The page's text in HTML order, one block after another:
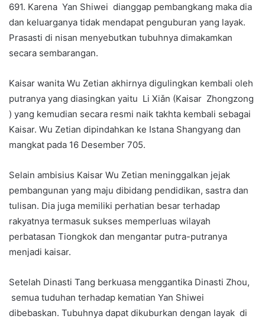
691. Karena Yan Shiwei dianggap pembangkang maka dia
dan keluarganya tidak mendapat penguburan yang layak.
Prasasti di nisan menyebutkan tubuhnya dimakamkan
secara sembarangan.
Kaisar wanita Wu Zetian akhirnya digulingkan kembali oleh
putranya yang diasingkan yaitu Li Xiǎn (Kaisar Zhongzong
) yang kemudian secara resmi naik takhta kembali sebagai
Kaisar. Wu Zetian dipindahkan ke Istana Shangyang dan
mangkat pada 16 Desember 705.
Selain ambisius Kaisar Wu Zetian meninggalkan jejak
pembangunan yang maju dibidang pendidikan, sastra dan
tulisan. Dia juga memiliki perhatian besar terhadap
rakyatnya termasuk sukses memperluas wilayah
perbatasan Tiongkok dan mengantar putra-putranya
menjadi kaisar.
Setelah Dinasti Tang berkuasa menggantika Dinasti Zhou,
semua tuduhan terhadap kematian Yan Shiwei
dibebaskan. Tubuhnya dapat dikuburkan dengan layak di